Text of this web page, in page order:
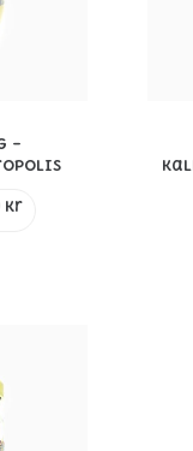
–
krPrisintervall: